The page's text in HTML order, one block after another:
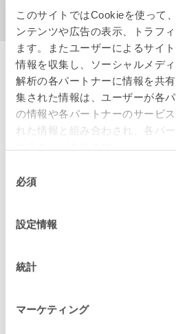
このサイトではCookieを使って
ンテンツや広告の表示、トラフ
ます。またユーザーによるサイ
情報を収集し、ソーシャルメデ
解析の各パートナーに情報を共
集された情報は、ユーザーが各
の情報や各パートナーのサービ
れた情報と組み合わされ、各パ
必須
設定情報
統計
マーケティング
油圧ショベル
たバケット ソ
ョンを見つけ、生産性を最大化し
ルの効率を念頭に置いて製品を開発
合でも、スチールリストはさまざ
ケットを提供しています。ケーブル/
および V 溝バケット。チルトロー
はローターカプラを併用すると、多